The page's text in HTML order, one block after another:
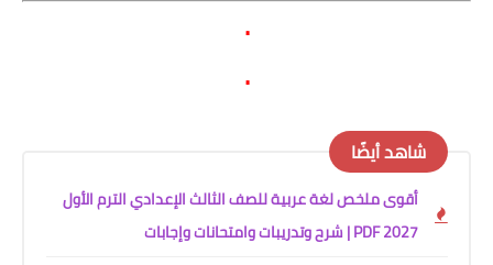
.
.
شاهد أيضًا
أقوى ملخص لغة عربية للصف الثالث الإعدادي الترم الأول
2027 PDF | شرح وتدريبات وامتحانات وإجابات